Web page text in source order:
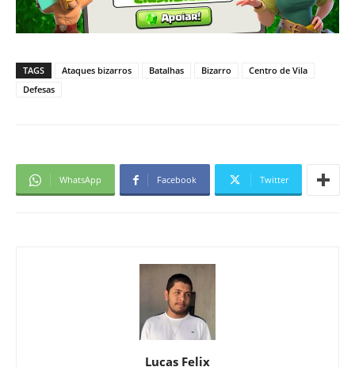
TAGS Ataques bizarros Batalhas Bizarro
Centro de Vila
Defesas
WhatsApp Facebook Twitter
Lucas Felix